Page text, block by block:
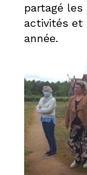
partagé les
activités et
année.